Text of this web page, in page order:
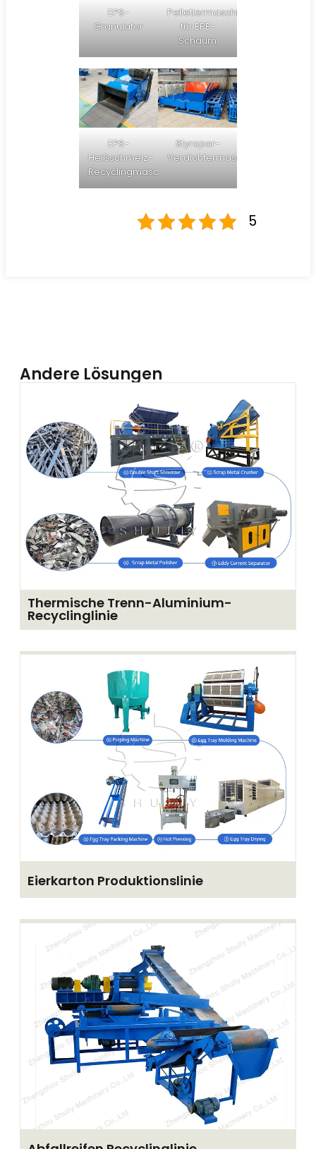
EPS-
Granulator
Pelletiermaschine
für EPE-
Schaum
EPS-
Heißschmelz-
Recyclingmaschine
Styropor-
Verdichtermaschine
5
Andere Lösungen
Thermische Trenn-Aluminium-
Recyclinglinie
Eierkarton Produktionslinie